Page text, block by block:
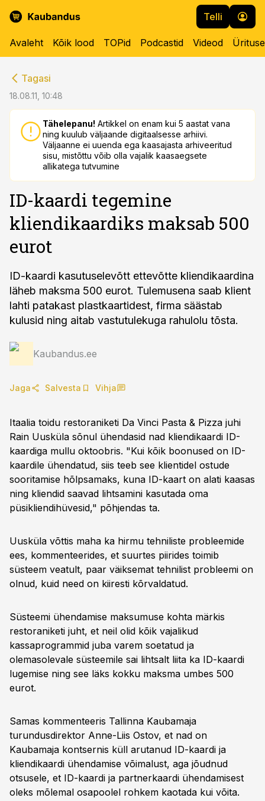
Telli
Avaleht Kõik lood TOPid Podcastid Videod
Tagasi
18.08.11, 10:48
Tähelepanu! Artikkel on enam kui 5 aastat vana
ning kuulub väljaande digitaalsesse arhiivi.
Väljaanne ei uuenda ega kaasajasta arhiveeritud
sisu, mistõttu võib olla vajalik kaasaegsete
allikatega tutvumine
ID-kaardi tegemine
kliendikaardiks maksab 500
eurot
ID-kaardi kasutuselevõtt ettevõtte kliendikaardina
läheb maksma 500 eurot. Tulemusena saab klient
lahti patakast plastkaartidest, firma säästab
kulusid ning aitab vastutulekuga rahulolu tõsta.
Kaubandus.ee
Jaga Salvesta Vihja
Itaalia toidu restoraniketi Da Vinci Pasta & Pizza juhi
Rain Uusküla sõnul ühendasid nad kliendikaardi ID-
kaardiga mullu oktoobris. "Kui kõik boonused on ID-
kaardile ühendatud, siis teeb see klientidel ostude
sooritamise hõlpsamaks, kuna ID-kaart on alati kaasas
ning kliendid saavad lihtsamini kasutada oma
püsikliendihüvesid," põhjendas ta.
Uusküla võttis maha ka hirmu tehniliste probleemide
ees, kommenteerides, et suurtes piirides toimib
süsteem veatult, paar väiksemat tehnilist probleemi on
olnud, kuid need on kiiresti kõrvaldatud.
Süsteemi ühendamise maksumuse kohta märkis
restoraniketi juht, et neil olid kõik vajalikud
kassaprogrammid juba varem soetatud ja
olemasolevale süsteemile sai lihtsalt liita ka ID-kaardi
lugemise ning see läks kokku maksma umbes 500
eurot.
Samas kommenteeris Tallinna Kaubamaja
turundusdirektor Anne-Liis Ostov, et nad on
Kaubamaja kontsernis küll arutanud ID-kaardi ja
kliendikaardi ühendamise võimalust, aga jõudnud
otsusele, et ID-kaardi ja partnerkaardi ühendamisest
oleks mõlemal osapoolel rohkem kaotada kui võita.